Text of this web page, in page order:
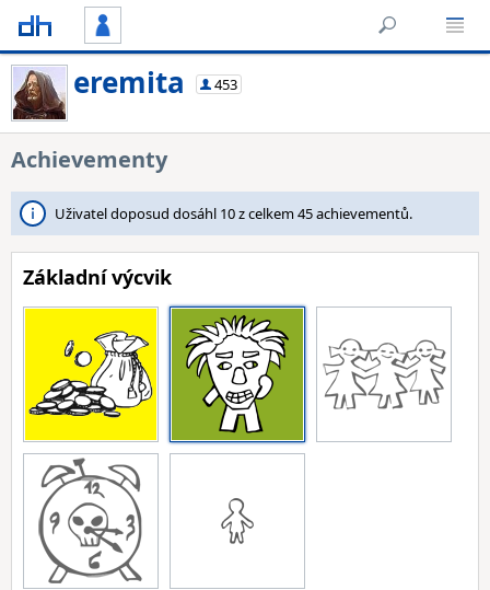
eremita 453
Achievementy
Uživatel doposud dosáhl 10 z celkem 45 achievementů.
Základní výcvik